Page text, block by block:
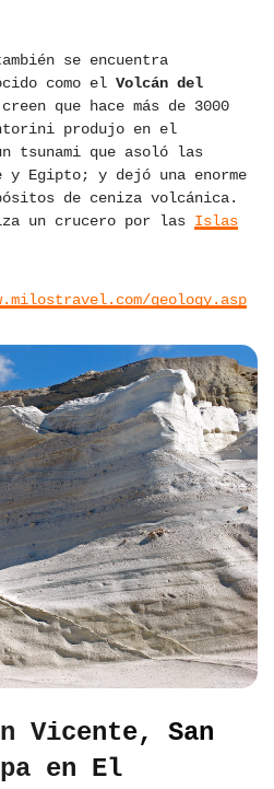
se encuentra
como el Volcán del
que hace más de 3000
produjo en el
tsunami que asoló las
y Egipto; y dejó una enorme
de ceniza volcánica.
un crucero por las Islas
geology.asp
Vicente, San
en El